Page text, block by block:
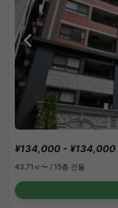
¥134,000 - ¥134,000
43.71㎡〜 / 15층 건물